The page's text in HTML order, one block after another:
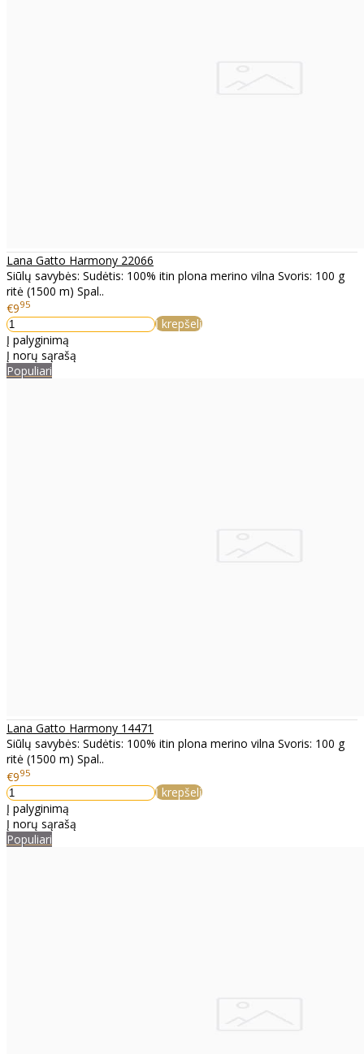
Lana Gatto Harmony 22066
Siūlų savybės: Sudėtis: 100% itin plona merino vilna Svoris: 100 g
ritė (1500 m) Spal..
€995
Į krepšelį
Į palyginimą
Į norų sąrašą
Populiari
Lana Gatto Harmony 14471
Siūlų savybės: Sudėtis: 100% itin plona merino vilna Svoris: 100 g
ritė (1500 m) Spal..
€995
Į krepšelį
Į palyginimą
Į norų sąrašą
Populiari